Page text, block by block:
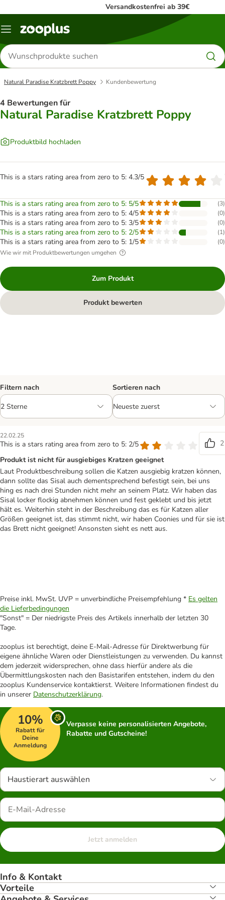
Versandkostenfrei ab 39€
Menü
Produkte
suchen
Natural Paradise Kratzbrett Poppy Kundenbewertung
4 Bewertungen für
Natural Paradise Kratzbrett Poppy
Produktbild hochladen
This is a stars rating area from zero to 5: 4.3/5
This is a stars rating area from zero to 5: 5/5 (3)
This is a stars rating area from zero to 5: 4/5 (0)
This is a stars rating area from zero to 5: 3/5 (0)
This is a stars rating area from zero to 5: 2/5 (1)
This is a stars rating area from zero to 5: 1/5 (0)
Wie wir mit Produktbewertungen umgehen
Zum Produkt
Produkt bewerten
Filtern nach Sortieren nach
22.02.25
This is a stars rating area from zero to 5: 2/5
2
Produkt ist nicht für ausgiebiges Kratzen geeignet
Laut Produktbeschreibung sollen die Katzen ausgiebig kratzen können,
dann sollte das Sisal auch dementsprechend befestigt sein, bei uns
hing es nach drei Stunden nicht mehr an seinem Platz. Wir haben das
Sisal locker flockig abnehmen können und fest geklebt und bis jetzt
hält es. Weiterhin steht in der Beschreibung das es für Katzen aller
Größen geeignet ist, das stimmt nicht, wir haben Coonies und für sie ist
das Brett nicht geeignet! Ansonsten sieht es nett aus.
Preise inkl. MwSt. UVP = unverbindliche Preisempfehlung * Es gelten
die Lieferbedingungen
"Sonst" = Der niedrigste Preis des Artikels innerhalb der letzten 30
Tage.
zooplus ist berechtigt, deine E-Mail-Adresse für Direktwerbung für
eigene ähnliche Waren oder Dienstleistungen zu verwenden. Du kannst
dem jederzeit widersprechen, ohne dass hierfür andere als die
Übermittlungskosten nach den Basistarifen entstehen, indem du den
zooplus Kundenservice kontaktierst. Weitere Informationen findest du
in unserer Datenschutzerklärung.
10%
Rabatt für
Deine
Anmeldung
Verpasse keine personalisierten Angebote,
Rabatte und Gutscheine!
Haustierart auswählen
Jetzt anmelden
Info & Kontakt
Vorteile